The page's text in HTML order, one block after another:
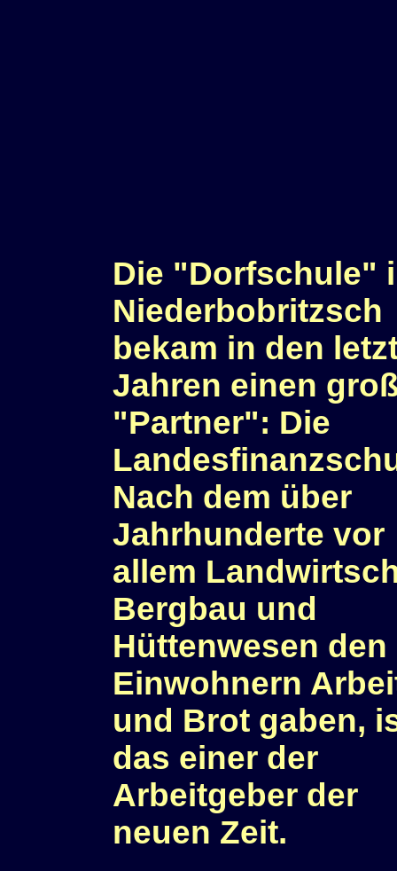
Die "Dorfschule"
Niederbobritzsch
bekam in den
Jahren einen
"Partner": Die
Nach dem über
Jahrhunderte vor
allem
Bergbau und
Hüttenwesen den
Einwohnern
und Brot gaben,
das einer der
Arbeitgeber der
neuen Zeit.